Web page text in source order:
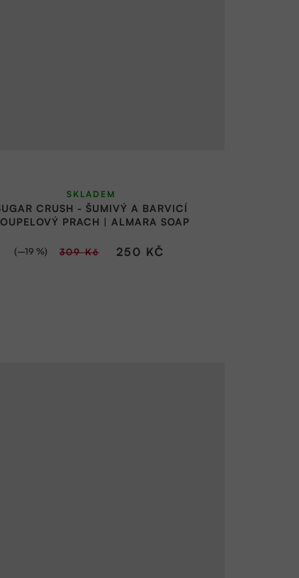
CRUSH - ŠUMIVÝ A BARVICÍ
PRACH | ALMARA SOAP
SKLADEM
250 KČ
309 Kč
(–19 %)